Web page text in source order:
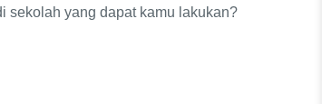
sekolah yang dapat kamu lakukan?